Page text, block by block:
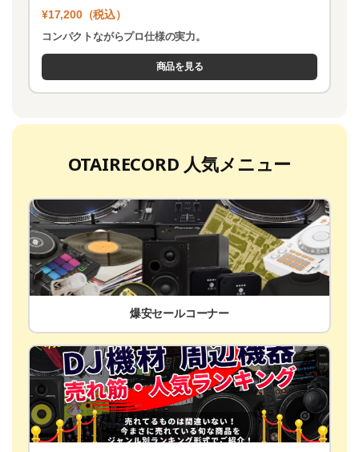
¥17,200（税込）
コンパクトながらプロ仕様の実力。
商品を見る
OTAIRECORD 人気メニュー
爆安セールコーナー